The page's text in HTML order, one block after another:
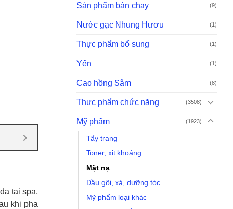
Sản phẩm bán chạy (9)
Nước gạc Nhung Hươu (1)
Thực phẩm bổ sung (1)
Yến (1)
Cao hồng Sâm (8)
Thực phẩm chức năng (3508)
Mỹ phẩm (1923)
Tẩy trang
Toner, xịt khoáng
Mặt nạ
Dầu gội, xả, dưỡng tóc
Mỹ phẩm loại khác
tại spa,
khi pha